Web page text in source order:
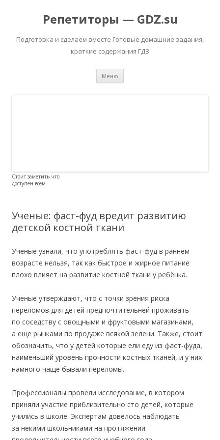
Репетиторы — GDZ.su
Подготовка и сделаем вместе Готовые домашние задания,
краткие содержания ГДЗ
Меню
Стоит заметить что
доступен всем.
Ученые: фаст-фуд вредит развитию
детской костной ткани
Учёные узнали, что употреблять фаст-фуд в раннем
возрасте нельзя, так как быстрое и жирное питание
плохо влияет на развитие костной ткани у ребёнка.
Ученые утверждают, что с точки зрения риска
переломов для детей предпочтительней проживать
по соседству с овощными и фруктовыми магазинами,
а еще рынками по продаже всякой зелени. Также, стоит
обозначить, что у детей которые ели еду из фаст-фуда,
наименьший уровень прочности костных тканей, и у них
намного чаще бывали переломы.
Профессионалы провели исследование, в котором
приняли участие приблизительно сто детей, которые
учились в школе. Экспертам довелось наблюдать
за некими школьниками на протяжении